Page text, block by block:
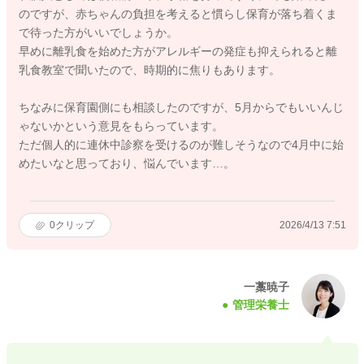
のですが、赤ちゃんの負担を考えると慣らし保育が落ち着くま
で待った方がいいでしょうか。
早めに離乳食を始めた方がアレルギーの発症も抑えられると離
乳食教室で聞いたので、時期的に焦りもあります。
ちなみに保育園側にも相談したのですが、5月からでもいいんじ
ゃないかという意見をもらっています。
ただ個人的に連休中診察を受けるのが難しそうなので4月中に始
めたいなと思っており、悩んでいます…。
0クリップ 2026/4/13 7:51
一藁暁子
管理栄養士